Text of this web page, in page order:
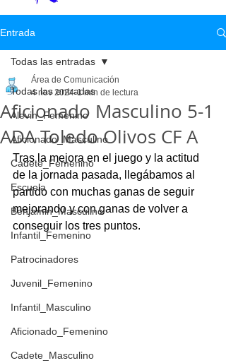
Entrada
Todas las entradas
Alevin_Femenino
Aficionado_Masculino
Cadete_Femenino
Escuela
Benjamin_Masculino
Infantil_Femenino
Patrocinadores
Juvenil_Femenino
Infantil_Masculino
Aficionado_Femenino
Cadete_Masculino
Todas las entradas
Aficionado Masculino 5-1
ADA Toledo Olivos CF A
Área de Comunicación
4 nov 2024 1 min de lectura
Tras la mejora en el juego y la actitud
de la jornada pasada, llegábamos al
partido con muchas ganas de seguir
mejorando y con ganas de volver a
conseguir los tres puntos.